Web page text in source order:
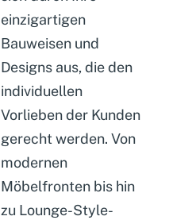
einzigartigen
Bauweisen und
Designs aus, die den
individuellen
Vorlieben der Kunden
gerecht werden. Von
modernen
Möbelfronten bis hin
zu Lounge-Style-